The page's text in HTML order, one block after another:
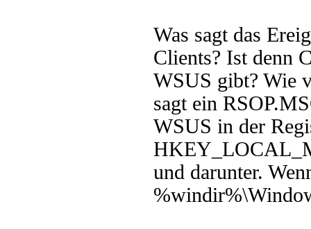
Was sagt das
Clients? Ist denn
WSUS gibt? Wie
sagt ein
WSUS in der
und darunter.